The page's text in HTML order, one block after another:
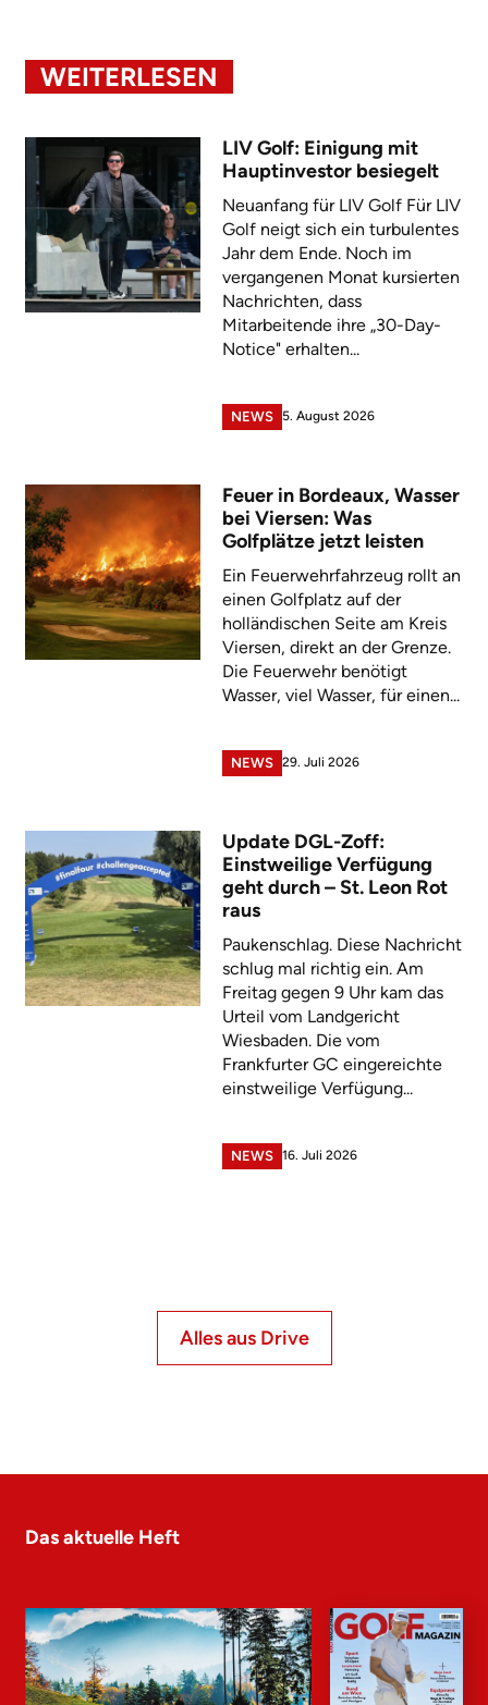
WEITERLESEN
LIV Golf: Einigung mit
Hauptinvestor besiegelt
Neuanfang für LIV Golf Für LIV
Golf neigt sich ein turbulentes
Jahr dem Ende. Noch im
vergangenen Monat kursierten
Nachrichten, dass
Mitarbeitende ihre „30-Day-
Notice" erhalten...
NEWS 5. August 2026
Feuer in Bordeaux, Wasser
bei Viersen: Was
Golfplätze jetzt leisten
Ein Feuerwehrfahrzeug rollt an
einen Golfplatz auf der
holländischen Seite am Kreis
Viersen, direkt an der Grenze.
Die Feuerwehr benötigt
Wasser, viel Wasser, für einen...
NEWS 29. Juli 2026
Update DGL-Zoff:
Einstweilige Verfügung
geht durch – St. Leon Rot
raus
Paukenschlag. Diese Nachricht
schlug mal richtig ein. Am
Freitag gegen 9 Uhr kam das
Urteil vom Landgericht
Wiesbaden. Die vom
Frankfurter GC eingereichte
einstweilige Verfügung...
NEWS 16. Juli 2026
Alles aus Drive
Das aktuelle Heft